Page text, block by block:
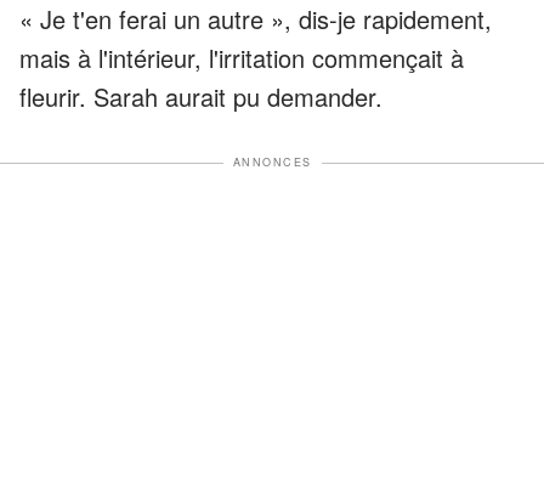
« Je t'en ferai un autre », dis-je rapidement,
mais à l'intérieur, l'irritation commençait à
fleurir. Sarah aurait pu demander.
ANNONCES